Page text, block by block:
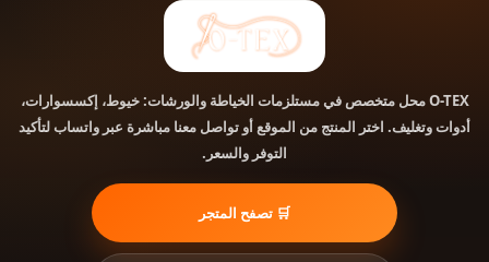
O-TEXمحل متخصص في مستلزمات الخياطة والورشات: خيوط، إكسسوارات،
أدوات وتغليف. اختر المنتج من الموقع أو تواصل معنا مباشرة عبر واتساب لتأكيد
التوفر والسعر.
🛒 تصفح المتجر